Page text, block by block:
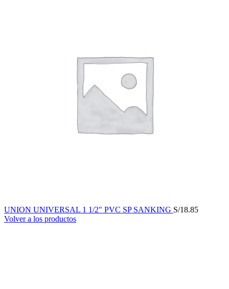
UNION UNIVERSAL 1 1/2" PVC SP SANKING S/18.85
Volver a los productos